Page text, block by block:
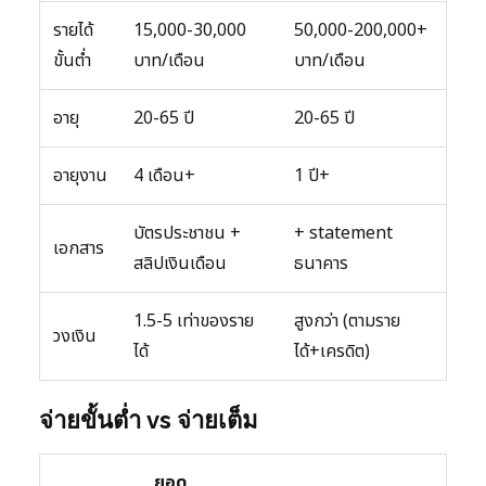
รายได้
ขั้นต่ำ
15,000-30,000
บาท/เดือน
50,000-200,000+
บาท/เดือน
อายุ 20-65 ปี 20-65 ปี
อายุงาน 4 เดือน+ 1 ปี+
เอกสาร
บัตรประชาชน +
สลิปเงินเดือน
+ statement
ธนาคาร
วงเงิน
1.5-5 เท่าของราย
ได้
สูงกว่า (ตามราย
ได้+เครดิต)
จ่ายขั้นต่ำ vs จ่ายเต็ม